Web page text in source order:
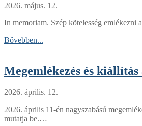
2026. május. 12.
In memoriam. Szép kötelesség
Bővebben...
Megemlékezés és
2026. április. 12.
2026. április 11-én nagyszabású
mutatja be.…